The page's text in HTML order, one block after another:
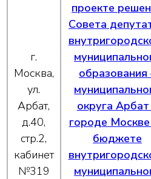
г.
Москва,
ул.
Арбат,
д.40,
стр.2,
кабинет
№319
проекте
Совета
образования
округа Арбат
городе
бюджете